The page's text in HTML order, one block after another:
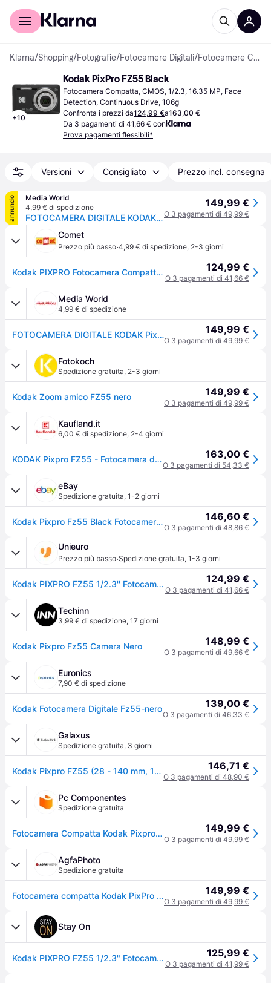
Per il tuo shopping
Klarna/Shopping/Fotografie/Fotocamere Digitali/ Fotocamere Compatte
+10
Kodak PixPro FZ55 Black
Fotocamera Compatta, CMOS, 1/2.3, 16.35 MP, Face
Detection, Continuous Drive, 106g
Confronta i prezzi da124,99 €a163,00 €
Da 3 pagamenti di 41,66 € con
Prova pagamenti flessibili*
Versioni Consigliato Prezzo incl. consegna
annuncio
Media World
4,99 € di spedizione
FOTOCAMERA DIGITALE KODAK PixPro FZ55 Zoom ottico 5x, 16,76 megapixel, Nero
149,99 €
O 3 pagamenti di 49,99 €
Comet
Prezzo più basso·4,99 € di spedizione, 2-3 giorni
Kodak PIXPRO Fotocamera Compatta Fz55 Nero 124,99 €
O 3 pagamenti di 41,66 €
Media World
4,99 € di spedizione
FOTOCAMERA DIGITALE KODAK PixPro FZ55 Zoom ottico 5x, 16,76 megapixel, Nero 149,99 €
O 3 pagamenti di 49,99 €
Fotokoch
Spedizione gratuita, 2-3 giorni
Kodak Zoom amico FZ55 nero 149,99 €
O 3 pagamenti di 49,99 €
Kaufland.it
6,00 € di spedizione, 2-4 giorni
KODAK Pixpro FZ55 - Fotocamera digitale 163,00 €
O 3 pagamenti di 54,33 €
eBay
Spedizione gratuita, 1-2 giorni
Kodak Pixpro Fz55 Black Fotocamera Digitale 16mp Zoom 5x 146,60 €
O 3 pagamenti di 48,86 €
Unieuro
Prezzo più basso·Spedizione gratuita, 1-3 giorni
Kodak PIXPRO FZ55 1/2.3'' Fotocamera compatta 16 MP CMOS 4608 x 3456 Pixel Nero 124,99 €
O 3 pagamenti di 41,66 €
Techinn
3,99 € di spedizione, 17 giorni
Kodak Pixpro Fz55 Camera Nero 148,99 €
O 3 pagamenti di 49,66 €
Euronics
7,90 € di spedizione
Kodak Fotocamera Digitale Fz55-nero 139,00 €
O 3 pagamenti di 46,33 €
Galaxus
Spedizione gratuita, 3 giorni
Kodak Pixpro FZ55 (28 - 140 mm, 16Mpx), Fotocamera, Nero 146,71 €
O 3 pagamenti di 48,90 €
Pc Componentes
Spedizione gratuita
Fotocamera Compatta Kodak Pixpro FZ55 16MP Zoom 5x USB Nera 149,99 €
O 3 pagamenti di 49,99 €
AgfaPhoto
Spedizione gratuita
Fotocamera compatta Kodak PixPro FZ55 - Memoria interna da 63MB Nero 149,99 €
O 3 pagamenti di 49,99 €
Stay On
Kodak PIXPRO FZ55 1/2.3" Fotocamera compatta 16 MP CMOS 4608 x 3456 Pixel Nero 125,99 €
O 3 pagamenti di 41,99 €